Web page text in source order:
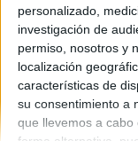
personalizado,
investigación de
permiso, nosotros y
localización
características de
su consentimiento a
que llevemos a